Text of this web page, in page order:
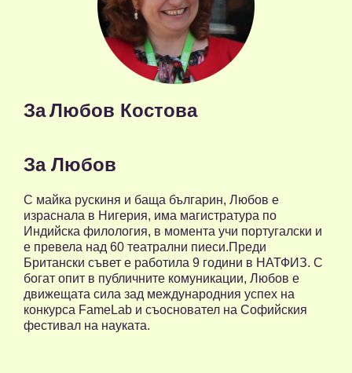
ЗаЛюбов Костова
За Любов
С майка рускиня и баща българин, Любов е
израснала в Нигерия, има магистратура по
Индийска филология, в момента учи португалски и
е превела над 60 театрални пиеси.Преди
Британски съвет е работила 9 години в НАТФИЗ. С
богат опит в публичните комуникации, Любов е
движещата сила зад международния успех на
конкурса FameLab и съосновател на Софийския
фестивал на науката.